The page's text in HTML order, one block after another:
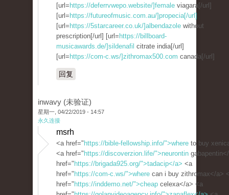
[url= https://deferrvwepo.website/]female viagara[/url]
[url= https://futureofmusic.com.au/]propecia[/url]
[url= https://5starcareer.co.uk/]albendazole without
prescription[/url] [url= https://billboard-
musicawards.de/]sildenafil citrate india[/url]
[url= https://com-c.ws/]zithromax500.com canada[/url]
回复
inwavy (未验证)
星期一, 04/22/2019 - 14:57
永久连接
msrh
<a href=" https://bible-fellowship.info/">where to buy
<a href=" https://discoverzion.life/">neurontin
href=" https://brigada925.org/">tadacip</a> <a
href=" https://com-c.ws/">where can i buy zithromax</a>
href=" https://inddemo.net/">cheap celexa</a> <a